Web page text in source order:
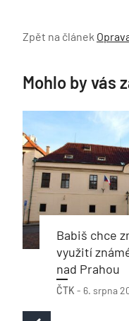
Zpět na článek
Mohlo by vás
Babiš chce
využití
nad Prahou
ČTK - 6. srpna